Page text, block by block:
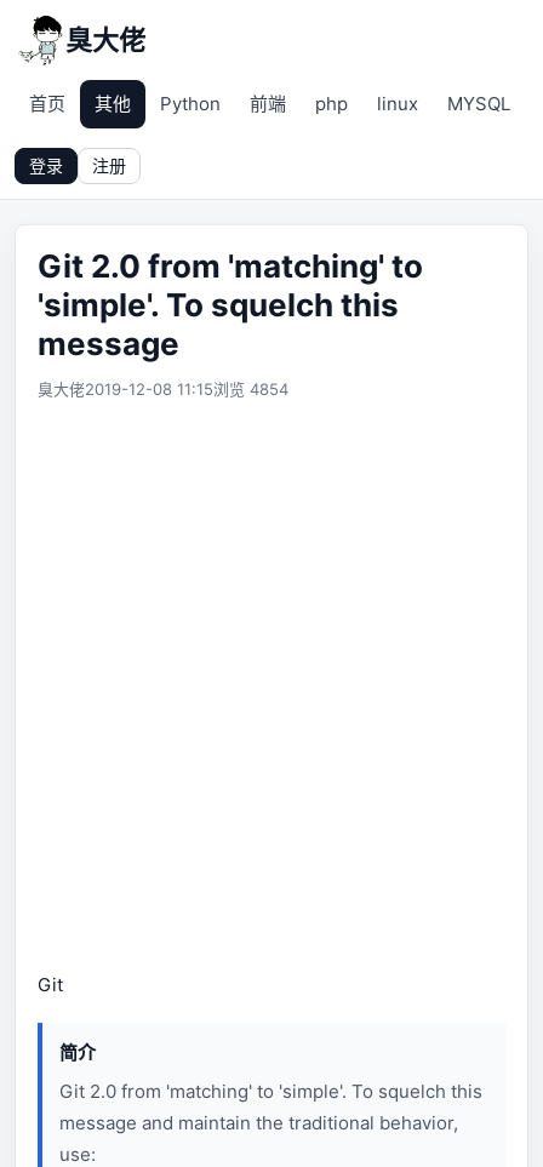
臭大佬
首页 其他 Python 前端 php linux MYSQL
登录 注册
Git 2.0 from 'matching' to
'simple'. To squelch this
message
臭大佬2019-12-08 11:15浏览 4854
Git
简介
Git 2.0 from 'matching' to 'simple'. To squelch this
message and maintain the traditional behavior,
use: